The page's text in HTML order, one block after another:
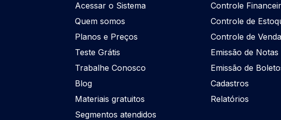
Acessar o Sistema
Quem somos
Planos e Preços
Teste Grátis
Trabalhe Conosco
Blog
Materiais gratuitos
Segmentos atendidos
Controle
Controle de
Controle de
Emissão de Notas
Emissão de
Cadastros
Relatórios